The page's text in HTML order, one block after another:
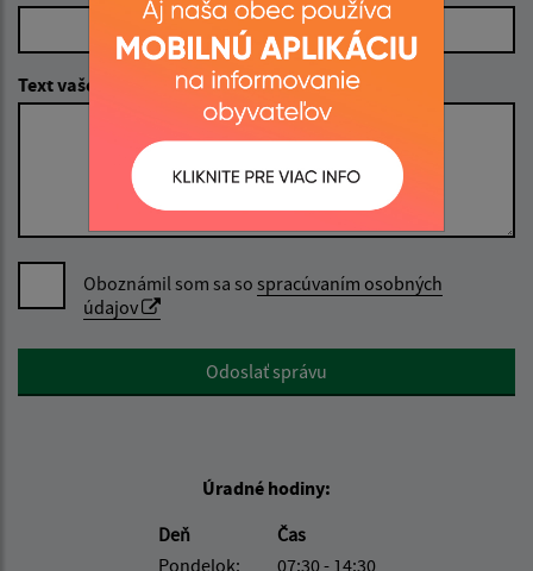
Text vašej správy (povinné)
Oboznámil som sa so spracúvaním osobných
údajov
Google reCaptcha ResponseOdoslať správu
Úradné hodiny:
Deň
Čas
Pondelok:
07:30 - 14:30